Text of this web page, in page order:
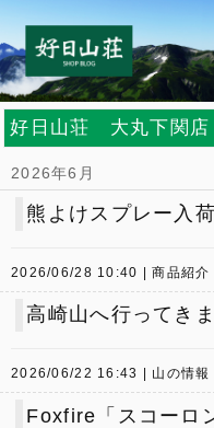
好日山荘 大丸下関店
2026年6月
熊よけスプレー入
2026/06/28 10:40 商品紹介
高崎山へ行ってき
2026/06/22 16:43 山の情報
Foxfire「スコーロ